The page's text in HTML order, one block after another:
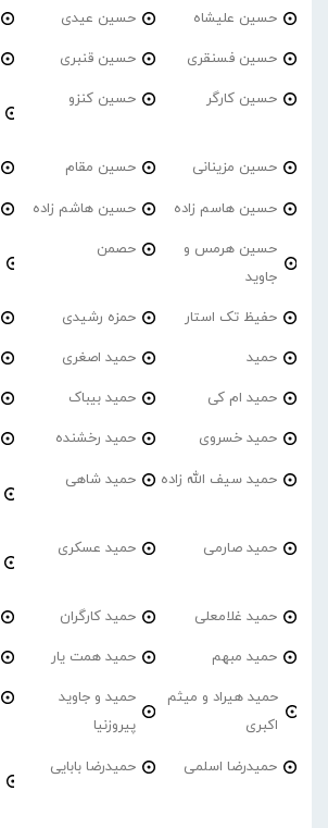
حسین علیشاه حسین عیدی
حسین فسنقری حسین قنبری
حسین کارگر حسین کنزو
حسین مزینانی حسین مقام
حسین هاسم زاده حسین هاشم زاده
حسین هرمس و
جاوید
حصمن
حفیظ تک استار حمزه رشیدی
حمید حمید اصغری
حمید ام کی حمید بیباک
حمید خسروی حمید رخشنده
حمید سیف الله زاده حمید شاهی
حمید صارمی حمید عسکری
حمید غلامعلی حمید کارگران
حمید مبهم حمید همت یار
حمید هیراد و میثم
اکبری
حمید و جاوید
پیروزنیا
حمیدرضا اسلمی حمیدرضا بابایی